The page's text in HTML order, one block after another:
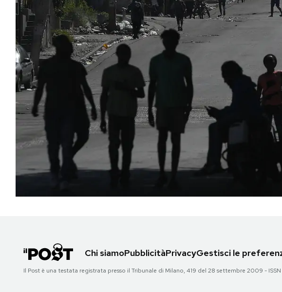
Scienza
Cultura
Economia
Sport
Media
Europa
Altrecose
Mondiali calcio 2026
PODCAST
I MIEI PREFERITI
AREA PERSONALE
Area Personale
Chi siamoPubblicitàPrivacyGestisci le
Il Post è una testata registrata presso il Tribunale di Milano, 419 del 28 settembre 2009 -